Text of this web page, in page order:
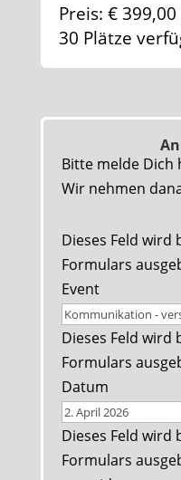
Preis: €
30 Plätze
Bitte melde Dich
Wir nehmen
Dieses Feld wird
Formulars
Event
Dieses Feld wird
Formulars
Datum
Dieses Feld wird
Formulars